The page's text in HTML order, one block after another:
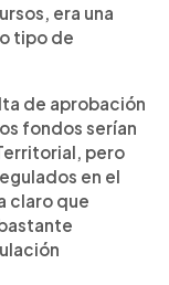
era una
tipo de
de aprobación
fondos serían
pero
en el
claro que